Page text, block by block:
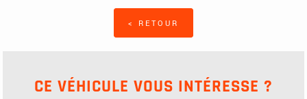
< RETOUR
CE VÉHICULE VOUS INTÉRESSE ?